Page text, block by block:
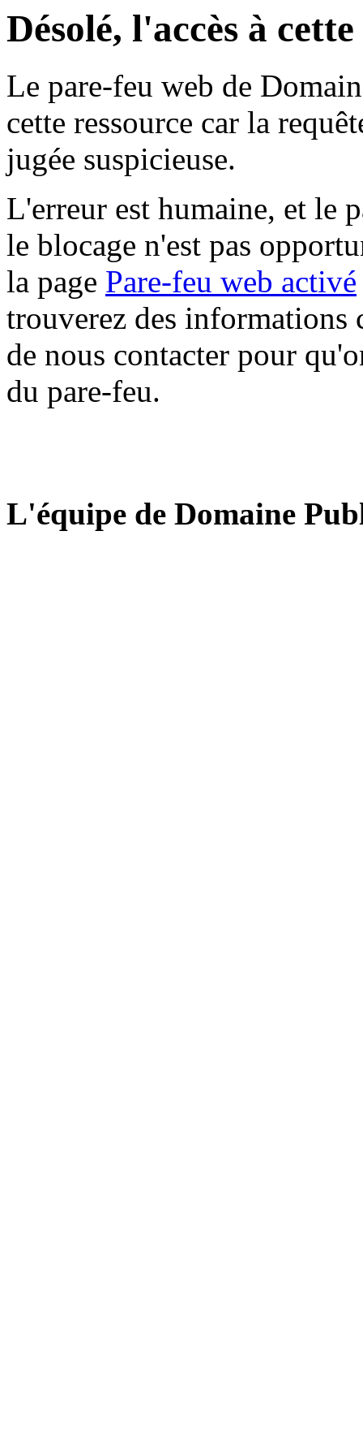
Désolé, l'accès à
Le pare-feu web de
cette ressource car la
jugée suspicieuse.
L'erreur est humaine, et le
le blocage n'est pas
la page Pare-feu web activé
trouverez des informations
de nous contacter pour
du pare-feu.
L'équipe de Domaine